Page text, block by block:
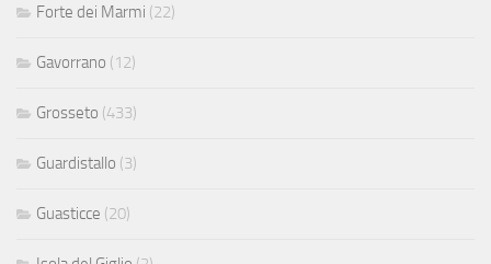
Forte dei Marmi (22)
Gavorrano (12)
Grosseto (433)
Guardistallo (3)
Guasticce (20)